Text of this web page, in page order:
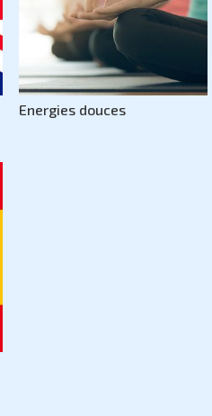
Energies douces